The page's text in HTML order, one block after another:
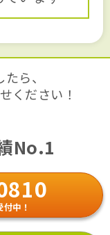
ら、
ください！
No.1
中！